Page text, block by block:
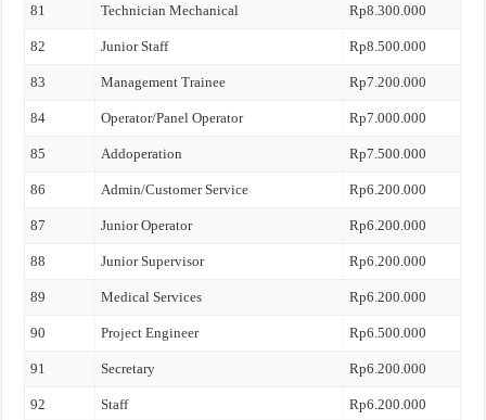
81 Technician Mechanical Rp8.300.000
82 Junior Staff Rp8.500.000
83 Management Trainee Rp7.200.000
84 Operator/Panel Operator Rp7.000.000
85 Addoperation Rp7.500.000
86 Admin/Customer Service Rp6.200.000
87 Junior Operator Rp6.200.000
88 Junior Supervisor Rp6.200.000
89 Medical Services Rp6.200.000
90 Project Engineer Rp6.500.000
91 Secretary Rp6.200.000
92 Staff Rp6.200.000